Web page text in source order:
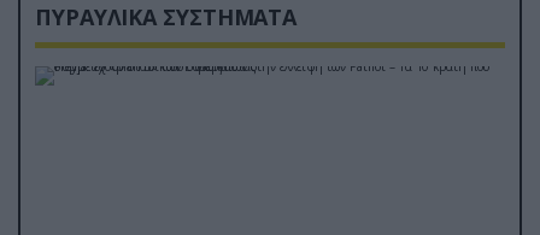
ΠΥΡΑΥΛΙΚΑ ΣΥΣΤΗΜΑΤΑ